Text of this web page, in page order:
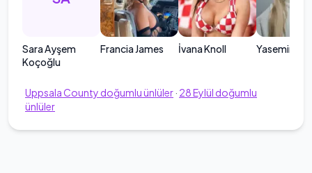
Sara Ayşem
Koçoğlu
Francia James İvana Knoll Yasemin
Uppsala County doğumlu ünlüler· 28Eylül doğumlu
ünlüler